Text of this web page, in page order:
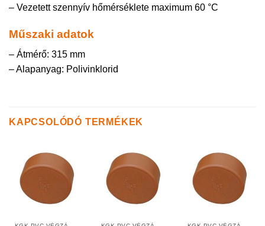
– Vezetett szennyív hőmérséklete maximum 60 °C
Műszaki adatok
– Átmérő: 315 mm
– Alapanyag: Polivinklorid
KAPCSOLÓDÓ TERMÉKEK